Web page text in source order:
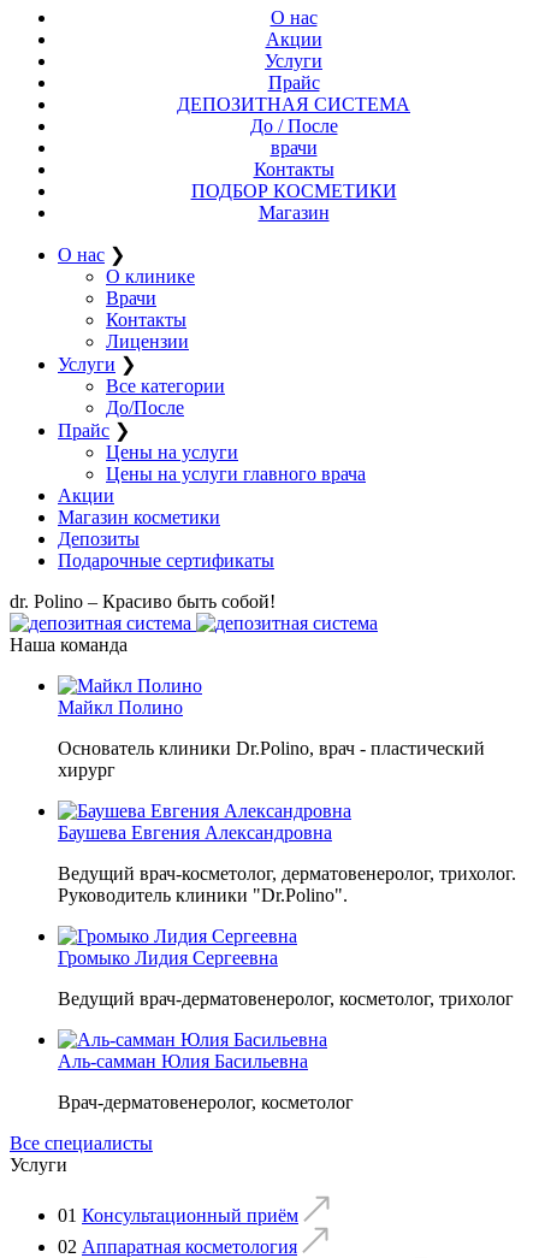
О нас
Акции
Услуги
Прайс
ДЕПОЗИТНАЯ СИСТЕМА
До / После
врачи
Контакты
ПОДБОР КОСМЕТИКИ
Магазин
О нас ❯
О клинике
Врачи
Контакты
Лицензии
Услуги ❯
Все категории
До/После
Прайс ❯
Цены на услуги
Цены на услуги главного врача
Акции
Магазин косметики
Депозиты
Подарочные сертификаты
dr. Polino – Красиво быть собой!
Наша команда
Майкл Полино
Основатель клиники Dr.Polino, врач - пластический
хирург
Баушева Евгения Александровна
Ведущий врач-косметолог, дерматовенеролог, трихолог.
Руководитель клиники "Dr.Polino".
Громыко Лидия Сергеевна
Ведущий врач-дерматовенеролог, косметолог, трихолог
Аль-самман Юлия Басильевна
Врач-дерматовенеролог, косметолог
Все специалисты
Услуги
01 Консультационный приём
02 Аппаратная косметология